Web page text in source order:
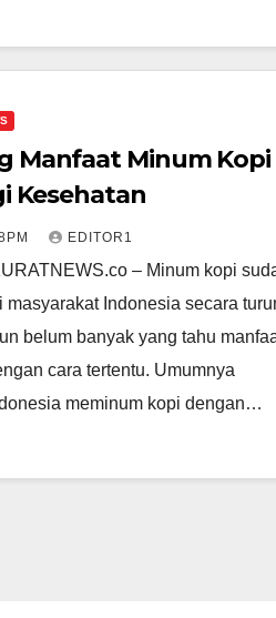
Manfaat Minum Kopi
Kesehatan
EDITOR1
– Minum kopi
masyarakat Indonesia secara
belum banyak yang tahu
cara tertentu. Umumnya
meminum kopi dengan…